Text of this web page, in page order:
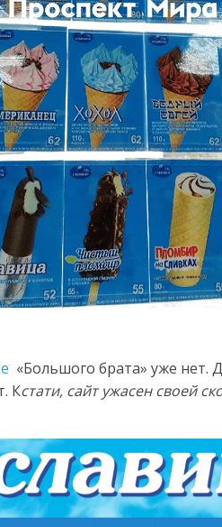
«Большого брата» уже нет.
Кстати, сайт ужасен своей